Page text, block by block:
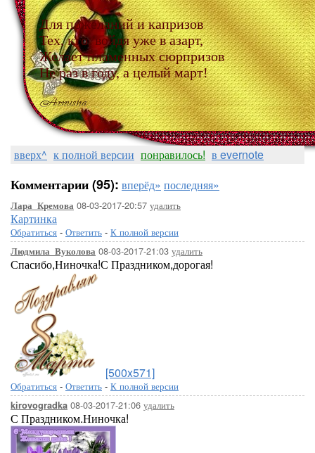
Для пожеланий и капризов
Тех, кто, войдя уже в азарт,
Желает пламенных сюрпризов
Не раз в году, а целый март!
вверх^ к полной версии понравилось! в evernote
Комментарии (95): вперёд» последняя»
Лара_Кремова 08-03-2017-20:57 удалить
Картинка
Обратиться - Ответить - К полной версии
Людмила_Вуколова 08-03-2017-21:03 удалить
Спасибо,Ниночка!С Праздником,дорогая!
[500x571]
Обратиться - Ответить - К полной версии
kirovogradka 08-03-2017-21:06 удалить
С Праздником.Ниночка!